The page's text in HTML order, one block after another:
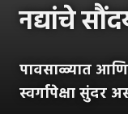
नद्यांचे
पावसाळ्यात आणि
स्वर्गापेक्षा सुंदर